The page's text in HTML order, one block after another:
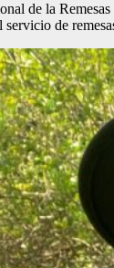
de la
servicio de